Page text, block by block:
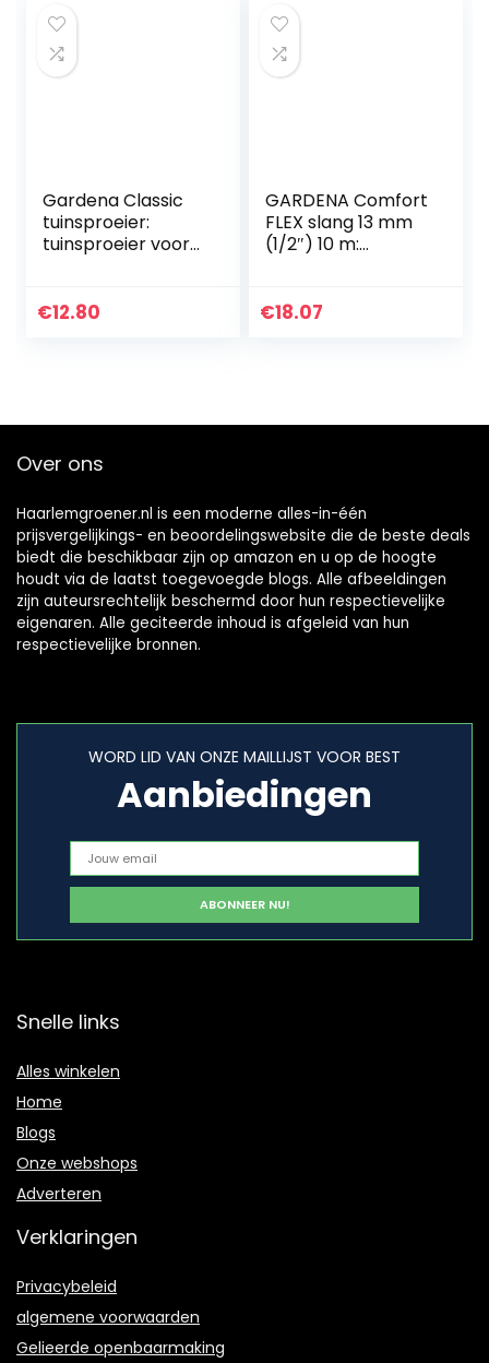
gebruik, uv-
bestendig, 15 m
(1346-20)
Gardena Classic
tuinsproeier:
tuinsproeier voor
borders,
€12.80
GARDENA Comfort
FLEX slang 13 mm
(1/2″) 10 m:
met Power Grip
zonder Original
€18.07
Over ons
Haarlemgroener.nl is een moderne alles-in-één
prijsvergelijkings- en beoordelingswebsite die de beste deals
biedt die beschikbaar zijn op amazon en u op de hoogte
houdt via de laatst toegevoegde blogs. Alle afbeeldingen
zijn auteursrechtelijk beschermd door hun respectievelijke
eigenaren. Alle geciteerde inhoud is afgeleid van hun
respectievelijke bronnen.
WORD LID VAN ONZE MAILLIJST VOOR BEST
Aanbiedingen
Snelle links
Alles winkelen
Home
Blogs
Onze webshops
Adverteren
Verklaringen
Privacybeleid
algemene voorwaarden
Gelieerde openbaarmaking